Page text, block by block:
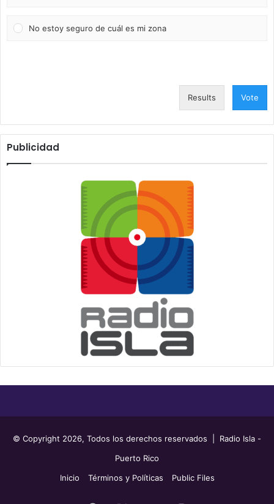
No estoy seguro de cuál es mi zona
Results Vote
Publicidad
© Copyright 2026, Todos los derechos reservados | Radio Isla -
Puerto Rico
Inicio
Términos y Políticas Public Files